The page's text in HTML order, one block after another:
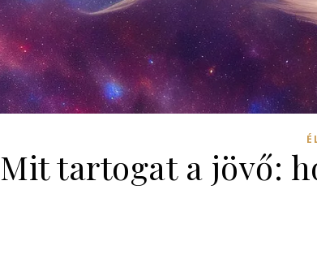
Mit tartogat a jövő: